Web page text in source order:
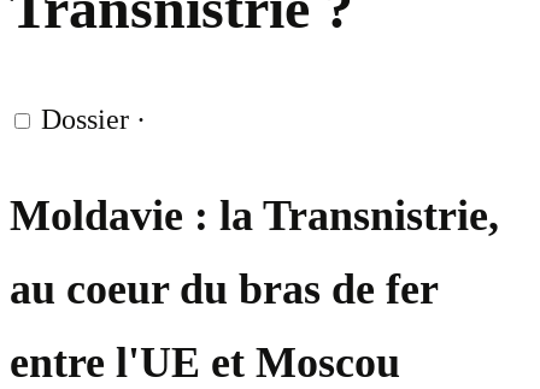
Dossier ·
Moldavie : la Transnistrie,
au coeur du bras de fer
entre l'UE et Moscou